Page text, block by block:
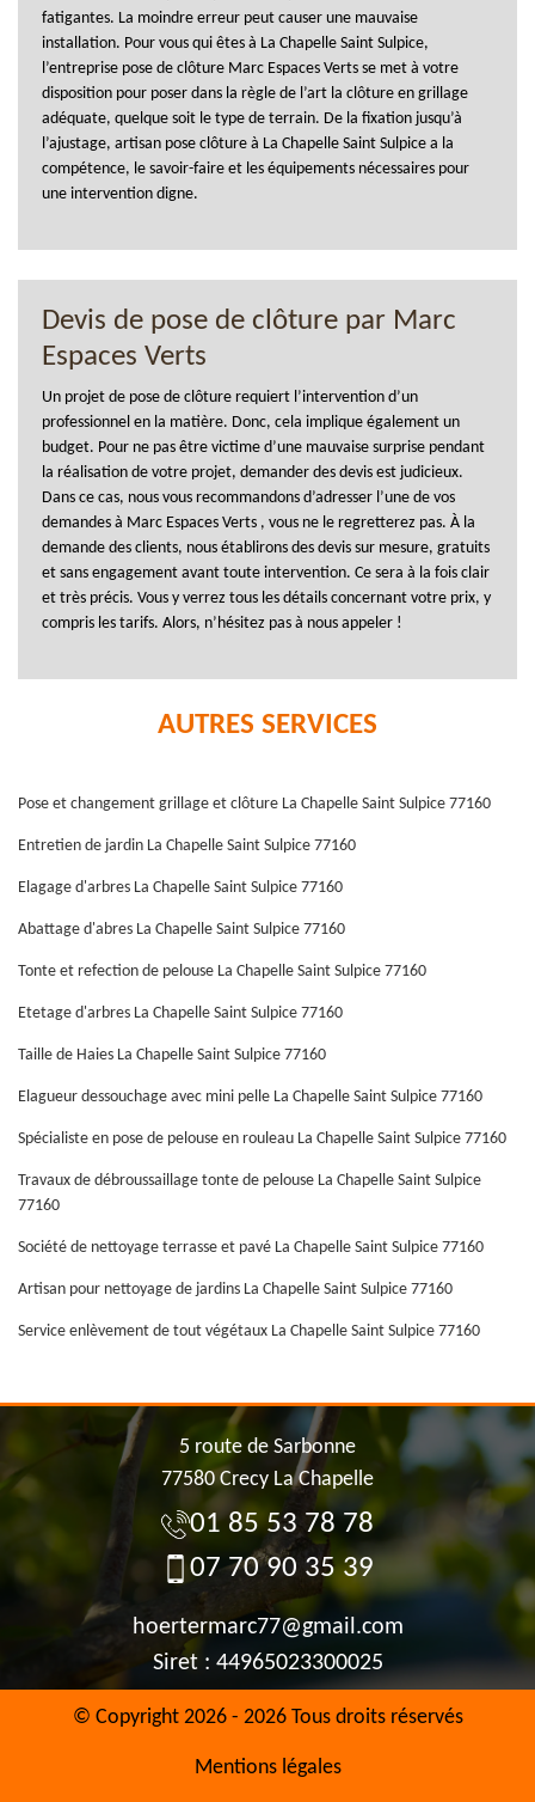
fatigantes. La moindre erreur peut causer une mauvaise
installation. Pour vous qui êtes à La Chapelle Saint Sulpice,
l’entreprise pose de clôture Marc Espaces Verts se met à votre
disposition pour poser dans la règle de l’art la clôture en grillage
adéquate, quelque soit le type de terrain. De la fixation jusqu’à
l’ajustage, artisan pose clôture à La Chapelle Saint Sulpice a la
compétence, le savoir-faire et les équipements nécessaires pour
une intervention digne.
Devis de pose de clôture par Marc
Espaces Verts
Un projet de pose de clôture requiert l’intervention d’un
professionnel en la matière. Donc, cela implique également un
budget. Pour ne pas être victime d’une mauvaise surprise pendant
la réalisation de votre projet, demander des devis est judicieux.
Dans ce cas, nous vous recommandons d’adresser l’une de vos
demandes à Marc Espaces Verts , vous ne le regretterez pas. À la
demande des clients, nous établirons des devis sur mesure, gratuits
et sans engagement avant toute intervention. Ce sera à la fois clair
et très précis. Vous y verrez tous les détails concernant votre prix, y
compris les tarifs. Alors, n’hésitez pas à nous appeler !
AUTRES SERVICES
Pose et changement grillage et clôture La Chapelle Saint Sulpice 77160
Entretien de jardin La Chapelle Saint Sulpice 77160
Elagage d'arbres La Chapelle Saint Sulpice 77160
Abattage d'abres La Chapelle Saint Sulpice 77160
Tonte et refection de pelouse La Chapelle Saint Sulpice 77160
Etetage d'arbres La Chapelle Saint Sulpice 77160
Taille de Haies La Chapelle Saint Sulpice 77160
Elagueur dessouchage avec mini pelle La Chapelle Saint Sulpice 77160
Spécialiste en pose de pelouse en rouleau La Chapelle Saint Sulpice 77160
Travaux de débroussaillage tonte de pelouse La Chapelle Saint Sulpice
77160
Société de nettoyage terrasse et pavé La Chapelle Saint Sulpice 77160
Artisan pour nettoyage de jardins La Chapelle Saint Sulpice 77160
Service enlèvement de tout végétaux La Chapelle Saint Sulpice 77160
5 route de Sarbonne
77580 Crecy La Chapelle
01 85 53 78 78
07 70 90 35 39
hoertermarc77@gmail.com
Siret : 44965023300025
© Copyright 2026 - 2026 Tous droits réservés
Mentions légales